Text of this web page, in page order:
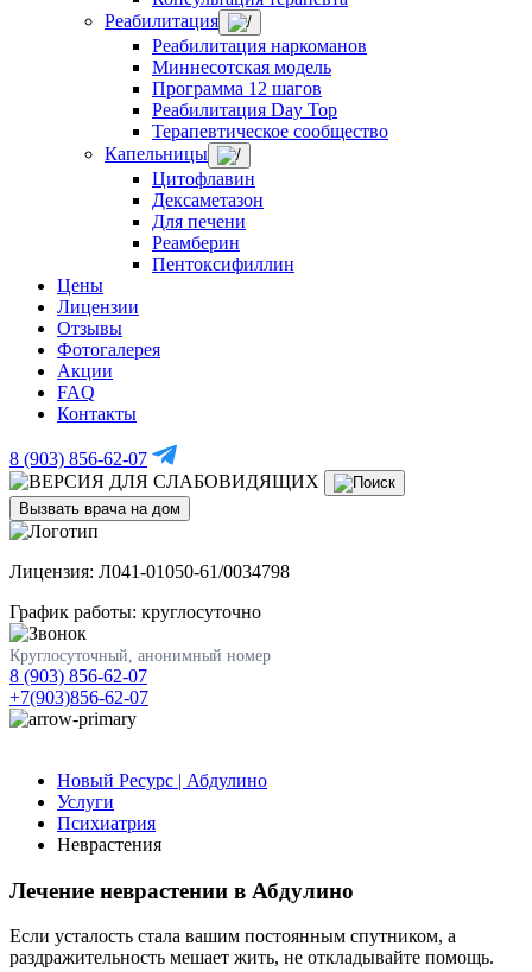
Реабилитация
Реабилитация наркоманов
Миннесотская модель
Программа 12 шагов
Реабилитация Day Top
Терапевтическое сообщество
Капельницы
Цитофлавин
Дексаметазон
Для печени
Реамберин
Пентоксифиллин
Цены
Лицензии
Отзывы
Фотогалерея
Акции
FAQ
Контакты
8 (903) 856-62-07
Вызвать врача на дом
Лицензия: Л041-01050-61/0034798
График работы: круглосуточно
Круглосуточный, анонимный номер
8 (903) 856-62-07
+7(903)856-62-07
Новый Ресурс | Абдулино
Услуги
Психиатрия
Неврастения
Лечение неврастении в Абдулино
Если усталость стала вашим постоянным спутником, а
раздражительность мешает жить, не откладывайте помощь.